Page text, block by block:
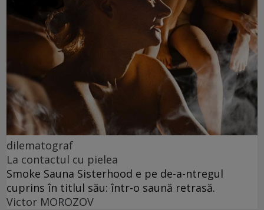
dilematograf
La contactul cu pielea
Smoke Sauna Sisterhood e pe de-a-ntregul
cuprins în titlul său: într-o saună retrasă.
Victor MOROZOV